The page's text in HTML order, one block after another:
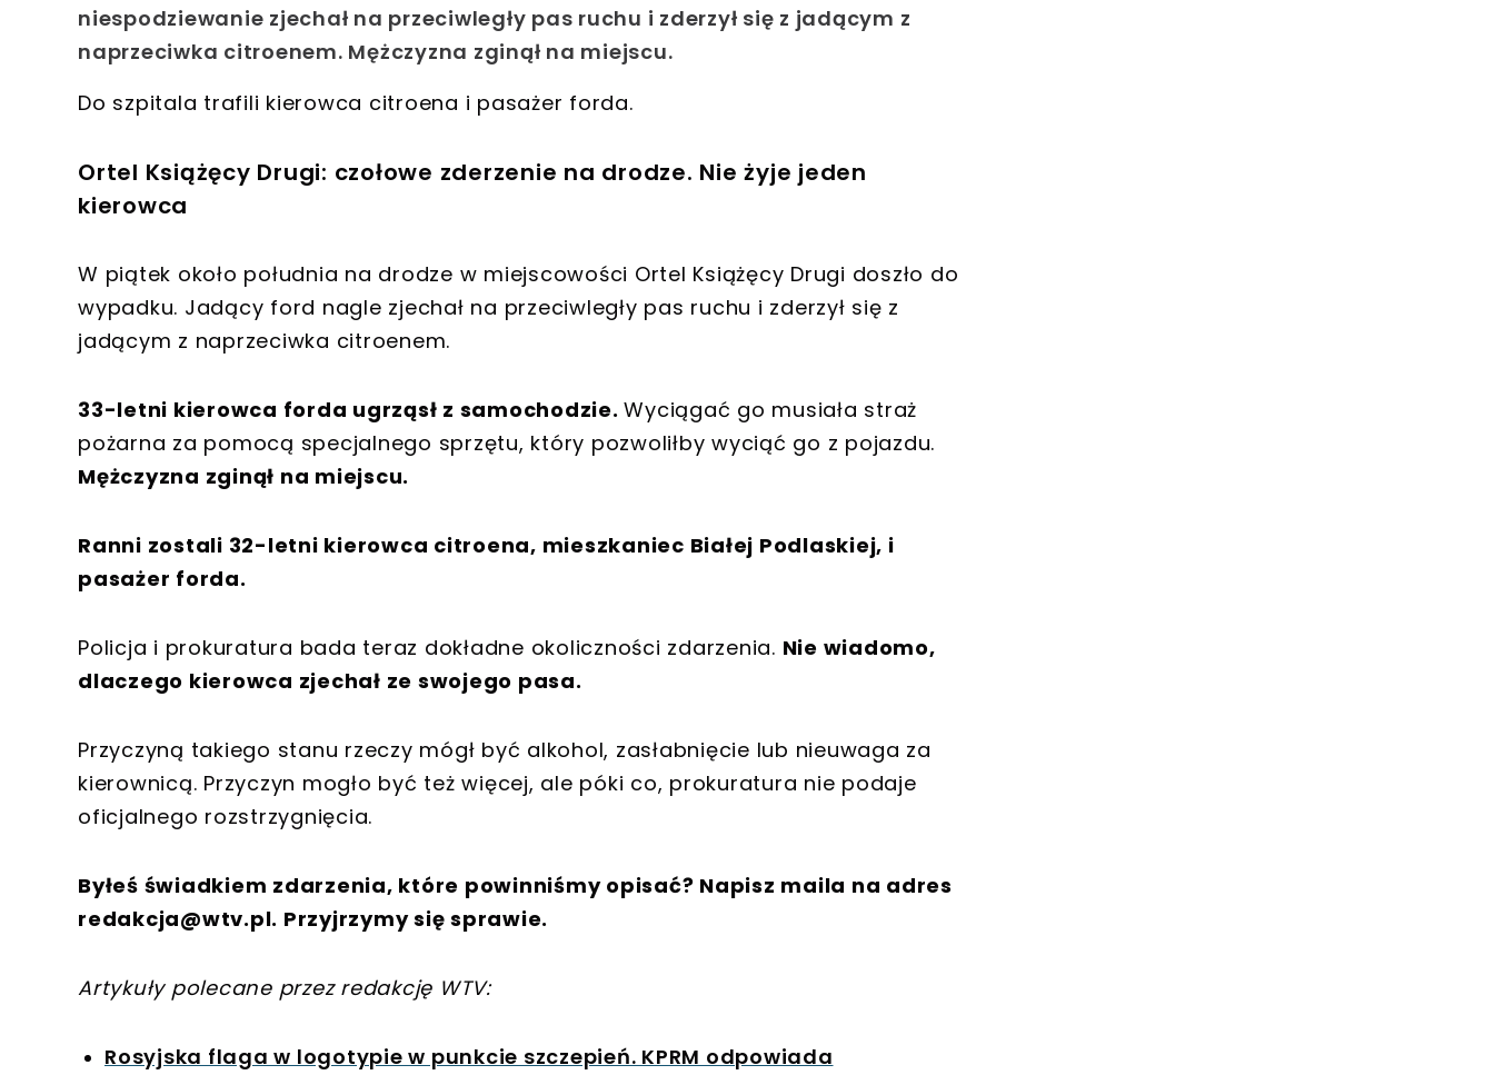
niespodziewanie zjechał na przeciwległy pas ruchu i zderzył się z jadącym z
naprzeciwka citroenem. Mężczyzna zginął na miejscu.
Do szpitala trafili kierowca citroena i pasażer forda.
Ortel Książęcy Drugi: czołowe zderzenie na drodze. Nie żyje jeden
kierowca
W piątek około południa na drodze w miejscowości Ortel Książęcy Drugi doszło do
wypadku. Jadący ford nagle zjechał na przeciwległy pas ruchu i zderzył się z
jadącym z naprzeciwka citroenem.
33-letni kierowca forda ugrząsł z samochodzie.Wyciągać go musiała straż
pożarna za pomocą specjalnego sprzętu, który pozwoliłby wyciąć go z pojazdu.
Mężczyzna zginął na miejscu.
Ranni zostali 32-letni kierowca citroena, mieszkaniec Białej Podlaskiej, i
pasażer forda.
Policja i prokuratura bada teraz dokładne okoliczności zdarzenia. Nie wiadomo,
dlaczego kierowca zjechał ze swojego pasa.
Przyczyną takiego stanu rzeczy mógł być alkohol, zasłabnięcie lub nieuwaga za
kierownicą. Przyczyn mogło być też więcej, ale póki co, prokuratura nie podaje
oficjalnego rozstrzygnięcia.
Byłeś świadkiem zdarzenia, które powinniśmy opisać? Napisz maila na adres
redakcja@wtv.pl. Przyjrzymy się sprawie.
Artykuły polecane przez redakcję WTV:
Rosyjska flaga w logotypie w punkcie szczepień. KPRM odpowiada